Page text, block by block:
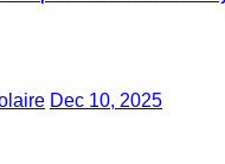
Dec 10, 2025